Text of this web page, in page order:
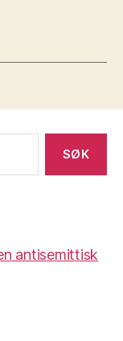
antisemittisk